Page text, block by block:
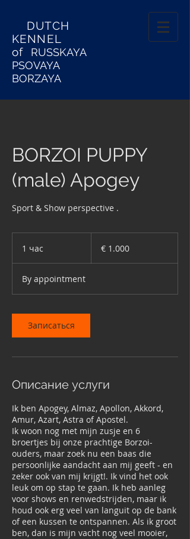
DUTCH
KENNEL
of RUSSKAYA
PSOVAYA
BORZAYA
BORZOI PUPPY
(male) Apogey
Sport & Show perspective .
1 час € 1.000
By appointment
Записаться
Описание услуги
Ik ben Apogey, Almaz, Apollon, Akkord,
Amur, Azart, Astra of Apostel.
Ik woon nog met mijn zusje en 6
broertjes bij onze prachtige Borzoi-
ouders, maar zoek nu een baas die
persoonlijke aandacht aan mij geeft - en
zeker ook van mij krijgt!. Ik vind het ook
leuk om op stap te gaan. Ik heb aanleg
voor shows en renwedstrijden, maar ik
houd ook erg veel van languit op de bank
of een kussen te ontspannen. Als ik groot
ben, dan is mijn vacht nog veel mooier,